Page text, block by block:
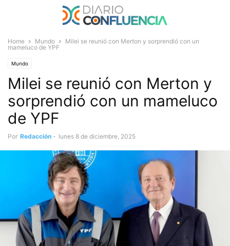
Home Mundo
Milei se reunió con Merton y sorprendió con un
mameluco de YPF
Mundo
Milei se reunió con Merton y
sorprendió con un mameluco
de YPF
Por Redacción - lunes 8 de diciembre, 2025